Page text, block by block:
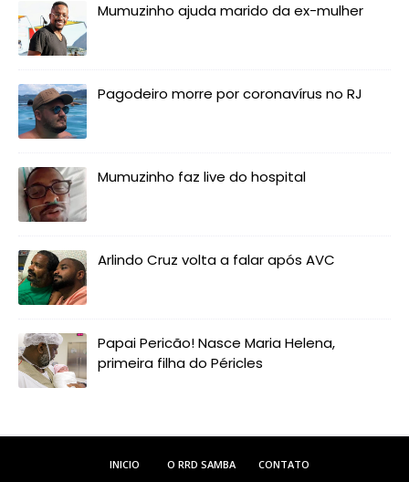
Mumuzinho ajuda marido da ex-mulher
Pagodeiro morre por coronavírus no RJ
Mumuzinho faz live do hospital
Arlindo Cruz volta a falar após AVC
Papai Pericão! Nasce Maria Helena,
primeira filha do Péricles
INICIO O RRD SAMBA CONTATO